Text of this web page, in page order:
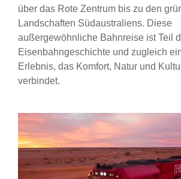
über das Rote Zentrum bis zu den
Landschaften Südaustraliens. Diese
außergewöhnliche Bahnreise ist Teil
Eisenbahngeschichte und zugleich
Erlebnis, das Komfort, Natur und
verbindet.